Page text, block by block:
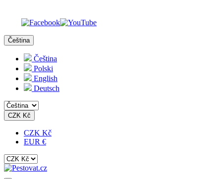
Čeština
Čeština
Polski
English
Deutsch
CZK Kč
CZK Kč
EUR €